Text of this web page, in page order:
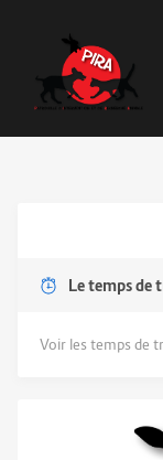
Le temps de
Voir les temps de